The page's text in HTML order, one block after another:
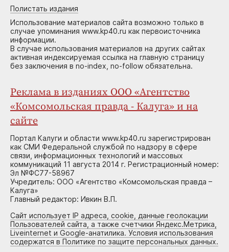
Полистать издания
Использование материалов сайта возможно только в
случае упоминания www.kp40.ru как первоисточника
информации.
В случае использования материалов на других сайтах
активная индексируемая ссылка на главную страницу
без заключения в no-index, no-follow обязательна.
Реклама в изданиях ООО «Агентство
«Комсомольская правда - Калуга» и на
сайте
Портал Калуги и области www.kp40.ru зарегистрирован
как СМИ Федеральной службой по надзору в сфере
связи, информационных технологий и массовых
коммуникаций 11 августа 2014 г. Регистрационный номер:
Эл №ФС77-58967
Учредитель: ООО «Агентство «Комсомольская правда –
Калуга»
Главный редактор: Ивкин В.П.
Сайт использует IP адреса, cookie, данные геолокации
Пользователей сайта, а также счетчики Яндекс.Метрика,
Liveinternet и Google-анатилика. Условия использования
содержатся в Политике по защите персональных данных.